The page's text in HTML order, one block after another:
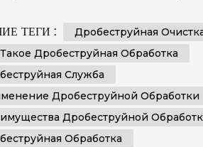
вам исчерпывающее
знать для достижения наилучших
Что такое дробеструй...
ТЕГИ :
Дробеструйная
Дробеструйная Обработка
Служба
Дробеструйной Обработки
Дробеструйной
Обработка